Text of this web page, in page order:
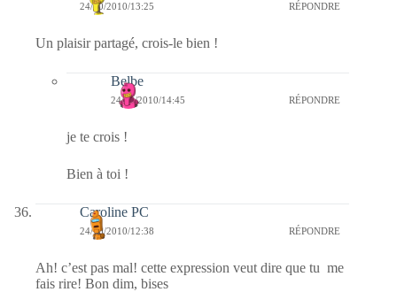
24/10/2010/13:25 RÉPONDRE
Un plaisir partagé, crois-le bien !
Belbe
24/10/2010/14:45 RÉPONDRE
je te crois !
Bien à toi !
Caroline PC
24/10/2010/12:38 RÉPONDRE
Ah! c’est pas mal! cette expression veut dire que tu me
fais rire! Bon dim, bises